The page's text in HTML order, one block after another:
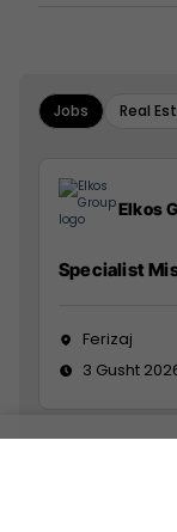
Jobs Real
Elkos
Specialist
Ferizaj
3 Gusht